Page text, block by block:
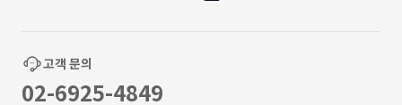
고객 문의
02-6925-4849